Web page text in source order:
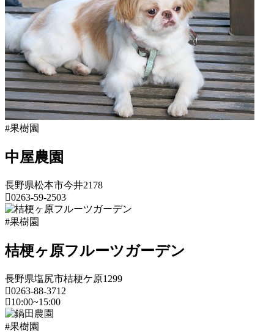
果
園
2022
年
8
月
18
日
2022
月
日
直
所
ね
と
#果樹園
中屋農園
長野県松本市今井2178
0263-59-2503
長
県
樹
園
2022
年
8
#果樹園
桔梗ヶ原フルーツガーデン
長野県塩尻市桔梗ケ原1299
0263-88-3712
10:00~15:00
長
#果樹園